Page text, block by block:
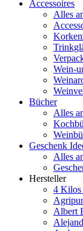
Accessoires
Alles
Wein-
Bücher
Alles
Geschenk
Alles
Hersteller
4 Kilos
Albert